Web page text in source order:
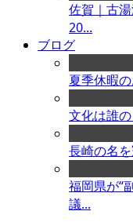
佐賀｜古
20...
ブログ
夏季休暇
文化は誰
長崎の名
福岡県が“
議...